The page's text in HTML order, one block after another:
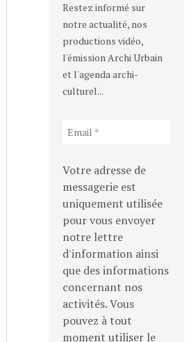
Restez informé sur
notre actualité, nos
productions vidéo,
l'émission Archi Urbain
et l'agenda archi-
culturel...
Votre adresse de
messagerie est
uniquement utilisée
pour vous envoyer
notre lettre
d'information ainsi
que des informations
concernant nos
activités. Vous
pouvez à tout
moment utiliser le